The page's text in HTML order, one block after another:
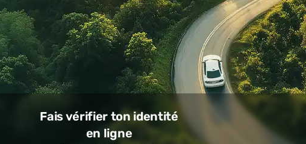
Fais vérifier ton identité
en ligne